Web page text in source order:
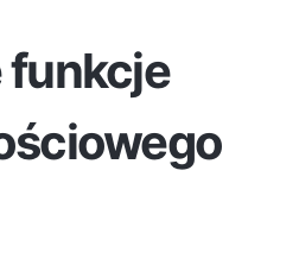
funkcje